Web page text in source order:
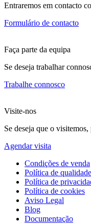
Entraremos em contacto
Formulário de contacto
Faça parte da equipa
Se deseja trabalhar
Trabalhe connosco
Visite-nos
Se deseja que o
Agendar visita
Condições de venda
Política de qualidade
Política de
Política de cookies
Aviso Legal
Blog
Documentação